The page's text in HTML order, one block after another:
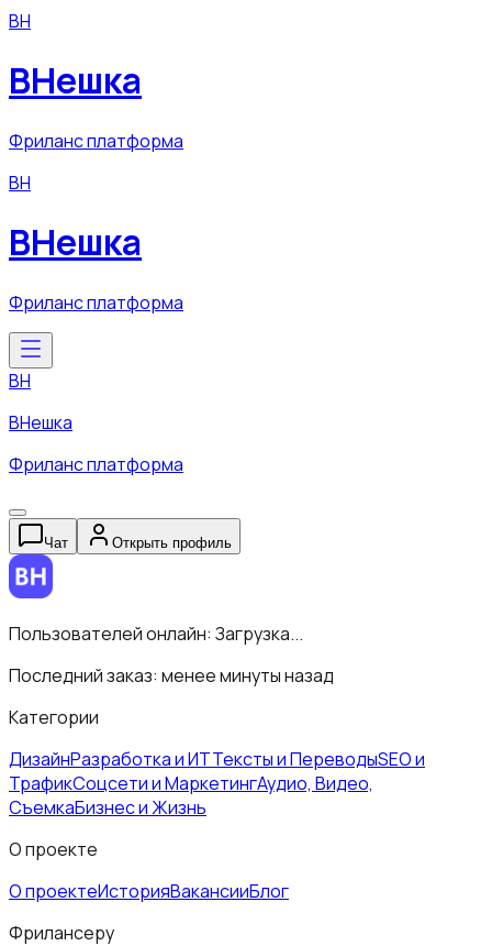
ВН
ВНешка
Фриланс платформа
ВН
ВНешка
Фриланс платформа
ВН
ВНешка
Фриланс платформа
Чат Открыть профиль
Пользователей онлайн: Загрузка...
Последний заказ: менее минуты назад
Категории
ДизайнРазработка и ИТТексты и ПереводыSEO и
ТрафикСоцсети и МаркетингАудио, Видео,
СъемкаБизнес и Жизнь
О проекте
О проектеИсторияВакансииБлог
Фрилансеру